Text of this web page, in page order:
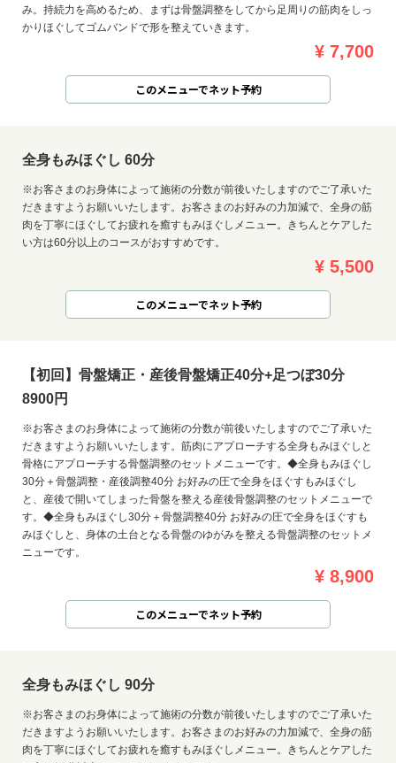
み。持続力を高めるため、まずは骨盤調整をしてから足周りの筋肉をしっ
かりほぐしてゴムバンドで形を整えていきます。
¥ 7,700
このメニューでネット予約
全身もみほぐし 60分
※お客さまのお身体によって施術の分数が前後いたしますのでご了承いた
だきますようお願いいたします。お客さまのお好みの力加減で、全身の筋
肉を丁寧にほぐしてお疲れを癒すもみほぐしメニュー。きちんとケアした
い方は60分以上のコースがおすすめです。
¥ 5,500
このメニューでネット予約
【初回】骨盤矯正・産後骨盤矯正40分+足つぼ30分
8900円
※お客さまのお身体によって施術の分数が前後いたしますのでご了承いた
だきますようお願いいたします。筋肉にアプローチする全身もみほぐしと
骨格にアプローチする骨盤調整のセットメニューです。◆全身もみほぐし
30分＋骨盤調整・産後調整40分 お好みの圧で全身をほぐすもみほぐし
と、産後で開いてしまった骨盤を整える産後骨盤調整のセットメニューで
す。◆全身もみほぐし30分＋骨盤調整40分 お好みの圧で全身をほぐすも
みほぐしと、身体の土台となる骨盤のゆがみを整える骨盤調整のセットメ
ニューです。
¥ 8,900
このメニューでネット予約
全身もみほぐし 90分
※お客さまのお身体によって施術の分数が前後いたしますのでご了承いた
だきますようお願いいたします。お客さまのお好みの力加減で、全身の筋
肉を丁寧にほぐしてお疲れを癒すもみほぐしメニュー。きちんとケアした